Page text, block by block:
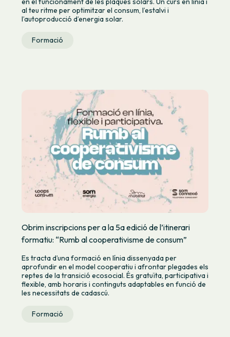
al teu ritme per optimitzar el consum, l’estalvi i
l’autoproducció d’energia solar.
Formació
Obrim inscripcions per a la 5a edició de l’itinerari
formatiu: “Rumb al cooperativisme de consum”
Es tracta d’una formació en línia dissenyada per
aprofundir en el model cooperatiu i afrontar plegades els
reptes de la transició ecosocial. És gratuïta, participativa i
flexible, amb horaris i continguts adaptables en funció de
les necessitats de cadascú.
Formació